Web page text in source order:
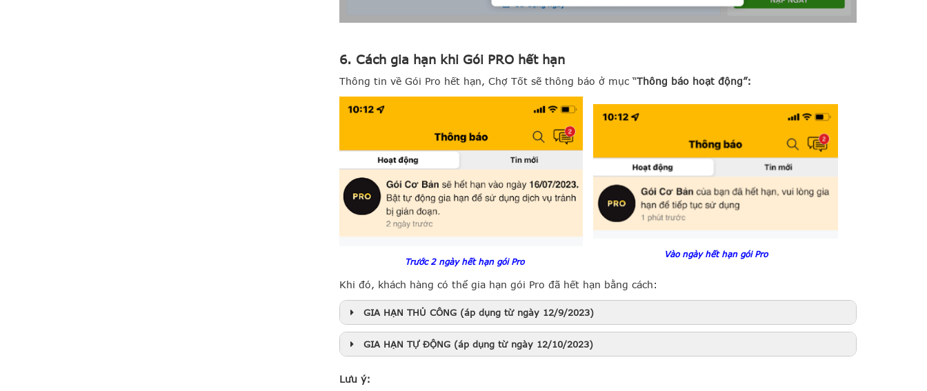
6. Cách gia hạn khi Gói PRO hết hạn
Thông tin về Gói Pro hết hạn, Chợ Tốt sẽ thông báo ở mục “Thông báo hoạt động”:
Trước 2 ngày hết hạn gói Pro
Vào ngày hết hạn gói Pro
Khi đó, khách hàng có thể gia hạn gói Pro đã hết hạn bằng cách:
GIA HẠN THỦ CÔNG (áp dụng từ ngày 12/9/2023)
GIA HẠN TỰ ĐỘNG (áp dụng từ ngày 12/10/2023)
Lưu ý: